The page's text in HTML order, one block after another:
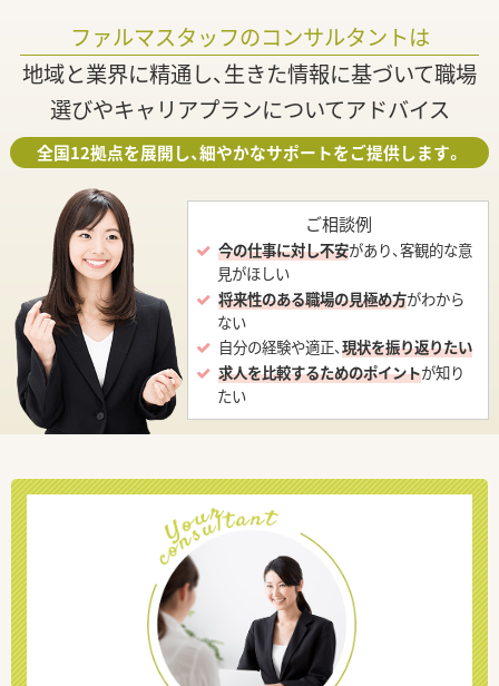
ファルマスタッフのコンサルタントは
地域と業界に精通し、生きた情報に基づいて職場
選びやキャリアプランについてアドバイス
全国12拠点を展開し、細やかなサポートをご提供します。
ご相談例
今の仕事に対し不安があり、客観的な意
見がほしい
将来性のある職場の見極め方がわから
ない
自分の経験や適正、現状を振り返りたい
求人を比較するためのポイントが知り
たい